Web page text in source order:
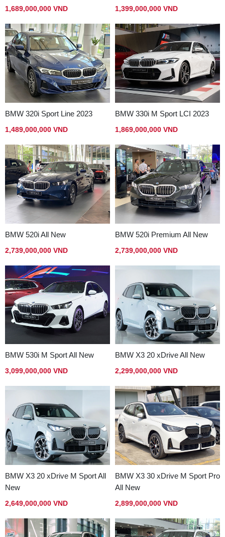
1,689,000,000 VND 1,399,000,000 VND
BMW 320i Sport Line 2023
1,489,000,000 VND
BMW 330i M Sport LCI 2023
1,869,000,000 VND
BMW 520i All New
2,739,000,000 VND
BMW 520i Premium All New
2,739,000,000 VND
BMW 530i M Sport All New
3,099,000,000 VND
BMW X3 20 xDrive All New
2,299,000,000 VND
BMW X3 20 xDrive M Sport All
New
2,649,000,000 VND
BMW X3 30 xDrive M Sport Pro
All New
2,899,000,000 VND